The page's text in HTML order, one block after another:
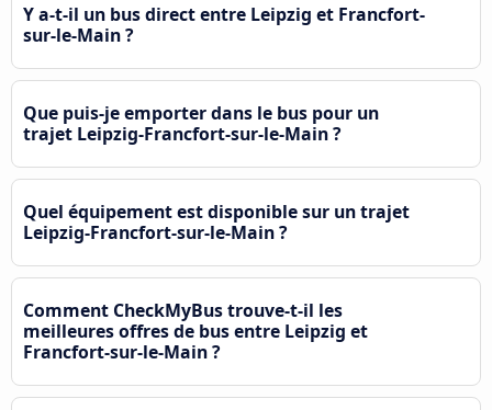
Y a-t-il un bus direct entre Leipzig et Francfort-
sur-le-Main ?
Que puis-je emporter dans le bus pour un
trajet Leipzig-Francfort-sur-le-Main ?
Quel équipement est disponible sur un trajet
Leipzig-Francfort-sur-le-Main ?
Comment CheckMyBus trouve-t-il les
meilleures offres de bus entre Leipzig et
Francfort-sur-le-Main ?